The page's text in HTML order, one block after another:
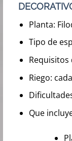
Planta:
Tipo de
Requisitos
Riego:
Que